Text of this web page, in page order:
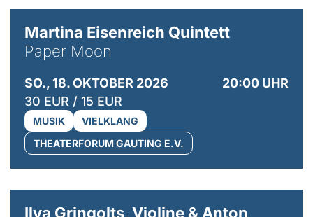
Martina Eisenreich Quintett
Paper Moon
SO., 18. OKTOBER 2026
20:00 UHR
30 EUR / 15 EUR
MUSIK
VIELKLANG
THEATERFORUM GAUTING E.V.
Ilya Gringolts, Violine & Anton